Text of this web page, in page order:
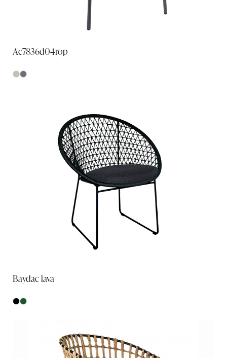
Ac7836d04rop
Baydac lava